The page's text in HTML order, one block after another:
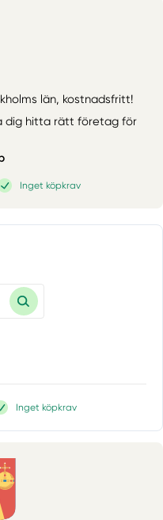
län, kostnadsfritt!
dig hitta rätt företag för
Inget köpkrav
Inget köpkrav